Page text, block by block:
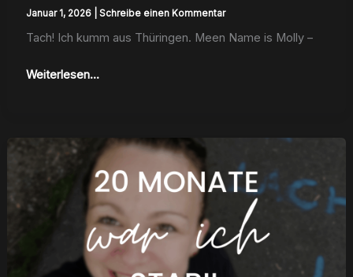
Januar 1, 2026 |Schreibe einen Kommentar
Tach! Ich kumm aus Thürin­gen. Meen Name is Mol­ly –
Weiterlesen...
Crash
Enzephalomyelitis